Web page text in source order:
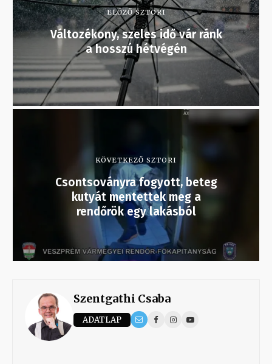
ELŐZŐ SZTORI
Változékony, szeles idő vár ránk
a hosszú hétvégén
KÖVETKEZŐ SZTORI
Csontsoványra fogyott, beteg
kutyát mentettek meg a
rendőrök egy lakásból
Szentgathi Csaba
ADATLAP